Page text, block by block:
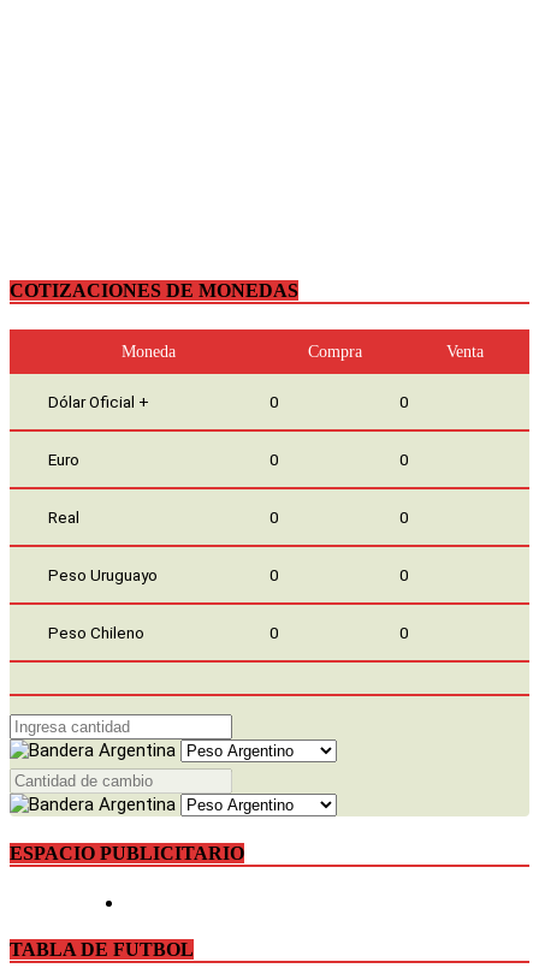
COTIZACIONES DE MONEDAS
Moneda Compra Venta
Dólar Oficial + 0 0
Euro 0 0
Real 0 0
Peso Uruguayo 0 0
Peso Chileno 0 0
ESPACIO PUBLICITARIO
TABLA DE FUTBOL